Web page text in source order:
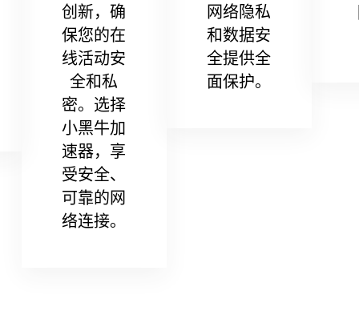
创新，确
保您的在
线活动安
全和私
密。选择
小黑牛加
速器，享
受安全、
可靠的网
络连接。
网络隐私
和数据安
全提供全
面保护。